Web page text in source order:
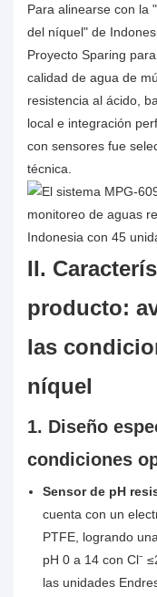
Para alinearse con la
del níquel" de
Proyecto Sparing
calidad de agua de
resistencia al ácido,
local e integración
con sensores fue
técnica.
II.
producto:
las
níquel
1. Diseño
condiciones
Sensor de pH
cuenta con un
PTFE, logrando
pH 0 a 14 con Cl⁻
las unidades